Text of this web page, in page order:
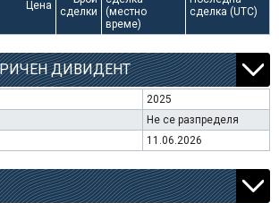
Цена
сделки
(местно
време)
сделка (UTC)
ДИВИДЕНТ
2025
Не се разпределя
11.06.2026